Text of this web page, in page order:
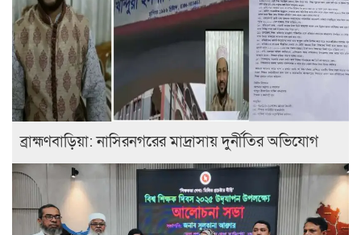
ব্রাহ্মণবাড়িয়া: নাসিরনগরের মাদ্রাসায় দুর্নীতির অভিযোগ